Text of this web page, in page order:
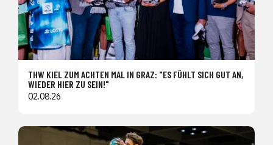
THW KIEL ZUM ACHTEN MAL IN GRAZ: "ES FÜHLT SICH GUT AN,
WIEDER HIER ZU SEIN!"
02.08.26